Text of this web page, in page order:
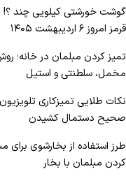
گوشت خورشتی کیلویی چند
قرمز امروز ۶ اردیبهشت ۱۴۰۵
تمیز کردن مبلمان در خانه؛
مخمل، سلطنتی و استیل
نکات طلایی تمیزکاری
صحیح دستمال کشیدن
طرز استفاده از بخارشوی برای
کردن مبلمان با بخار